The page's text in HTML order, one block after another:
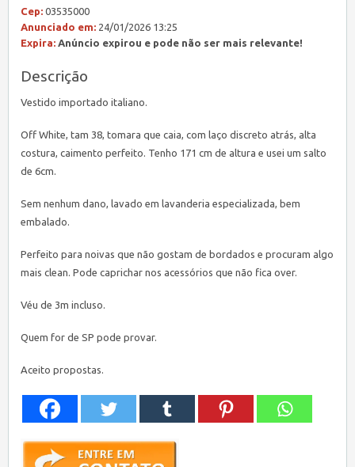
Cep: 03535000
Anunciado em: 24/01/2026 13:25
Expira: Anúncio expirou e pode não ser mais relevante!
Descrição
Vestido importado italiano.
Off White, tam 38, tomara que caia, com laço discreto atrás, alta
costura, caimento perfeito. Tenho 171 cm de altura e usei um salto
de 6cm.
Sem nenhum dano, lavado em lavanderia especializada, bem
embalado.
Perfeito para noivas que não gostam de bordados e procuram algo
mais clean. Pode caprichar nos acessórios que não fica over.
Véu de 3m incluso.
Quem for de SP pode provar.
Aceito propostas.